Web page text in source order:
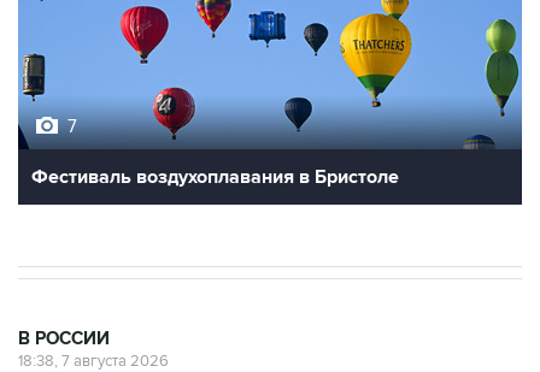
7
Фестиваль воздухоплавания в Бристоле
В РОССИИ
18:38, 7 августа 2026